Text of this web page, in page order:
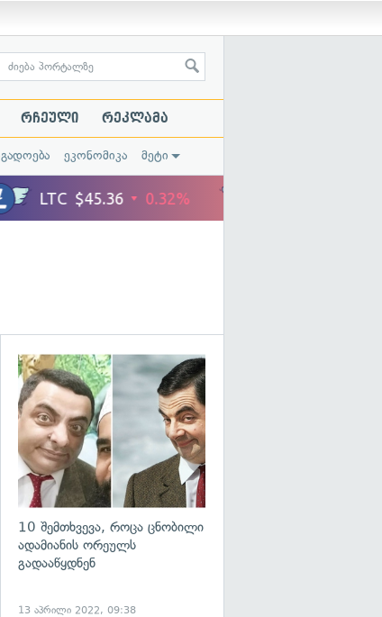
რჩეული რეკლამა
ეკონომიკა მეტი
გადახედვა
10 შემთხვევა, როცა ცნობილი
ადამიანის ორეულს
გადააწყდნენ
13 აპრილი 2022, 09:38